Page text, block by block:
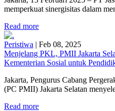
memperkuat sinergisitas dalam
Read more
Peristiwa | Feb 08, 2025
Menjelang PKL, PMII Jakarta
Kementerian Sosial untuk
Jakarta, Pengurus Cabang
(PC PMII) Jakarta Selatan
Read more